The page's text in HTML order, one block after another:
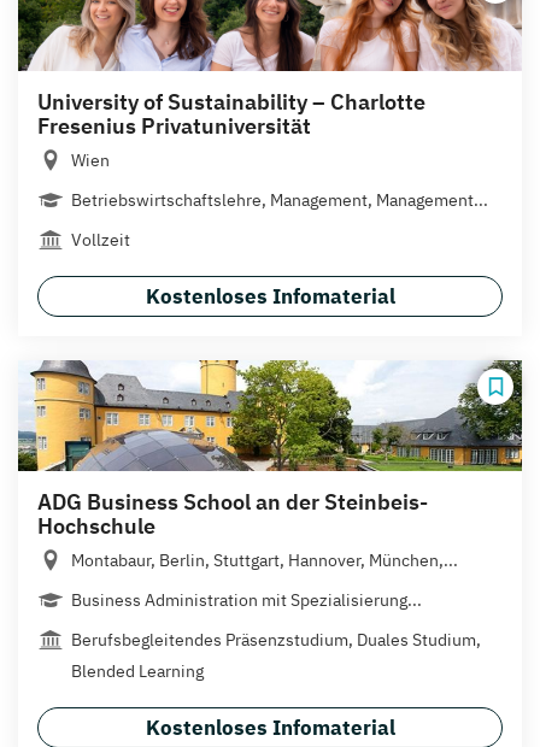
University of Sustainability – Charlotte
Fresenius Privatuniversität
Wien
Betriebswirtschaftslehre, Management, Management...
Vollzeit
Kostenloses Infomaterial
ADG Business School an der Steinbeis-
Hochschule
Montabaur, Berlin, Stuttgart, Hannover, München,...
Business Administration mit Spezialisierung...
Berufsbegleitendes Präsenzstudium, Duales Studium,
Blended Learning
Kostenloses Infomaterial